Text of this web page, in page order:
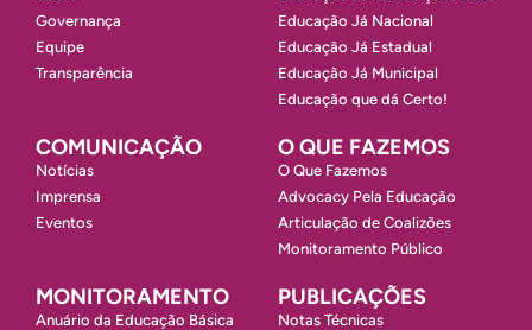
Governança
Equipe
Transparência
Educação Já Nacional
Educação Já Estadual
Educação Já Municipal
Educação que dá Certo!
COMUNICAÇÃO
Notícias
Imprensa
Eventos
O QUE FAZEMOS
O Que Fazemos
Advocacy Pela Educação
Articulação de Coalizões
Monitoramento Público
MONITORAMENTO
Anuário da Educação Básica
PUBLICAÇÕES
Notas Técnicas